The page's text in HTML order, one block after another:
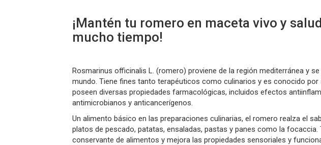
¡Mantén tu romero en maceta vivo y
mucho tiempo!
Rosmarinus officinalis L. (romero) proviene de la región mediterránea y
mundo. Tiene fines tanto terapéuticos como culinarios y es conocido
poseen diversas propiedades farmacológicas, incluidos efectos
antimicrobianos y anticancerígenos.
Un alimento básico en las preparaciones culinarias, el romero realza el
platos de pescado, patatas, ensaladas, pastas y panes como la focaccia.
conservante de alimentos y mejora las propiedades sensoriales y